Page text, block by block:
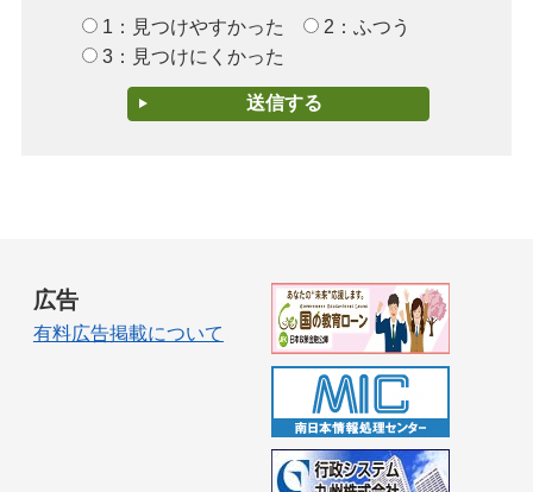
1：見つけやすかった
2：ふつう
3：見つけにくかった
広告
有料広告掲載について